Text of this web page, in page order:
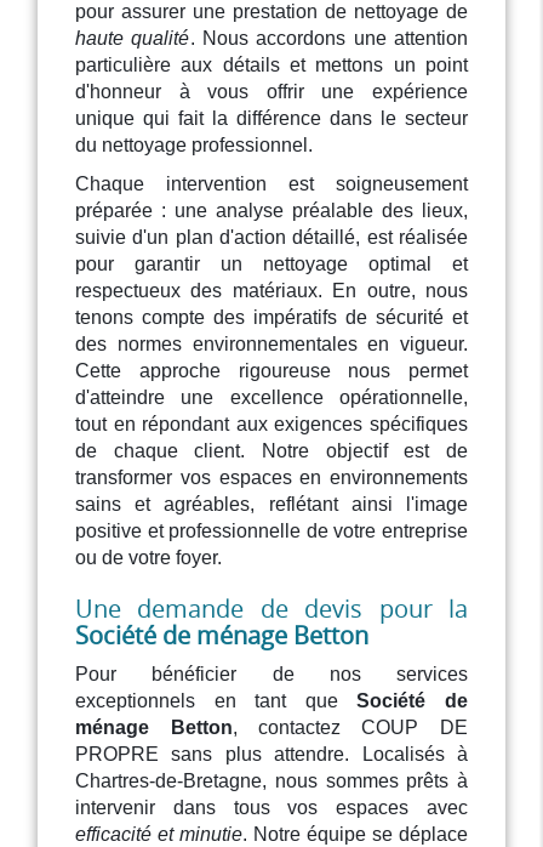
pour assurer une prestation de nettoyage de
haute qualité. Nous accordons une attention
particulière aux détails et mettons un point
d'honneur à vous offrir une expérience
unique qui fait la différence dans le secteur
du nettoyage professionnel.
Chaque intervention est soigneusement
préparée : une analyse préalable des lieux,
suivie d'un plan d'action détaillé, est réalisée
pour garantir un nettoyage optimal et
respectueux des matériaux. En outre, nous
tenons compte des impératifs de sécurité et
des normes environnementales en vigueur.
Cette approche rigoureuse nous permet
d'atteindre une excellence opérationnelle,
tout en répondant aux exigences spécifiques
de chaque client. Notre objectif est de
transformer vos espaces en environnements
sains et agréables, reflétant ainsi l'image
positive et professionnelle de votre entreprise
ou de votre foyer.
Une demande de devis pour la
Société de ménage Betton
Pour bénéficier de nos services
exceptionnels en tant queSociété de
ménage Betton, contactez COUP DE
PROPRE sans plus attendre. Localisés à
Chartres-de-Bretagne, nous sommes prêts à
intervenir dans tous vos espaces avec
efficacité et minutie. Notre équipe se déplace